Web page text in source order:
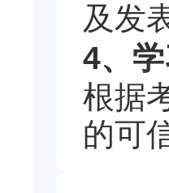
及发
4、
根据
的可